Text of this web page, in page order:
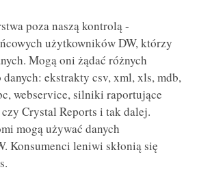
poza naszą kontrolą -
użytkowników DW, którzy
Mogą oni żądać różnych
danych: ekstrakty csv, xml, xls, mdb,
webservice, silniki raportujące
Crystal Reports i tak dalej.
mogą używać danych
Konsumenci leniwi skłonią się